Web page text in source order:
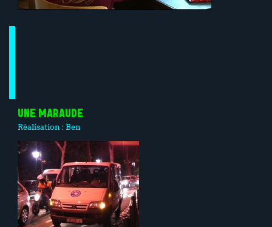
UNE MARAUDE
Réalisation : Ben